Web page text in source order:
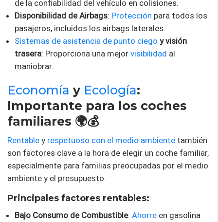
de la confiabilidad del vehículo en colisiones.
Disponibilidad de Airbags: Protección para todos los
pasajeros, incluidos los airbags laterales.
Sistemas de asistencia de punto ciego y visión
trasera: Proporciona una mejor visibilidad al
maniobrar.
Economía y Ecología:
Importante para los coches
familiares 🌍💰
Rentable y respetuoso con el medio ambiente también
son factores clave a la hora de elegir un coche familiar,
especialmente para familias preocupadas por el medio
ambiente y el presupuesto.
Principales factores rentables:
Bajo Consumo de Combustible: Ahorre en gasolina